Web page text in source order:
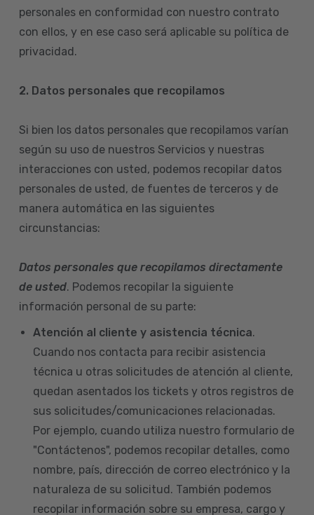
personales en conformidad con nuestro contrato
con ellos, y en ese caso será aplicable su política de
privacidad.
2. Datos personales que recopilamos
Si bien los datos personales que recopilamos varían
según su uso de nuestros Servicios y nuestras
interacciones con usted, podemos recopilar datos
personales de usted, de fuentes de terceros y de
manera automática en las siguientes
circunstancias:
Datos personales que recopilamos directamente
de usted. Podemos recopilar la siguiente
información personal de su parte:
Atención al cliente y asistencia técnica.
Cuando nos contacta para recibir asistencia
técnica u otras solicitudes de atención al cliente,
quedan asentados los tickets y otros registros de
sus solicitudes/comunicaciones relacionadas.
Por ejemplo, cuando utiliza nuestro formulario de
"Contáctenos", podemos recopilar detalles, como
nombre, país, dirección de correo electrónico y la
naturaleza de su solicitud. También podemos
recopilar información sobre su empresa, cargo y